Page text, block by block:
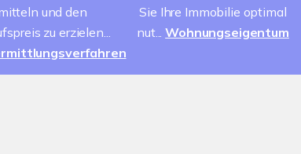
und den
zu erzielen...
Sie Ihre Immobilie optimal
nut...Wohnungseigentum